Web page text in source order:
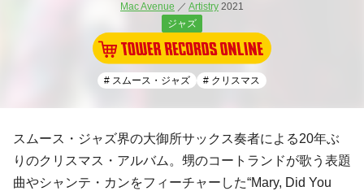
Mac Avenue ／ Artistry 2021
ジャズ
# スムース・ジャズ # クリスマス
スムース・ジャズ界の大御所サックス奏者による20年ぶ
りのクリスマス・アルバム。甥のコートランドが歌う表題
曲やシャンテ・カンをフィーチャーした“Mary, Did You